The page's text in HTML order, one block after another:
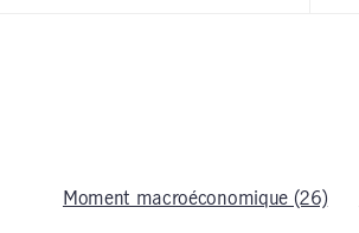
Moment macroéconomique (26)